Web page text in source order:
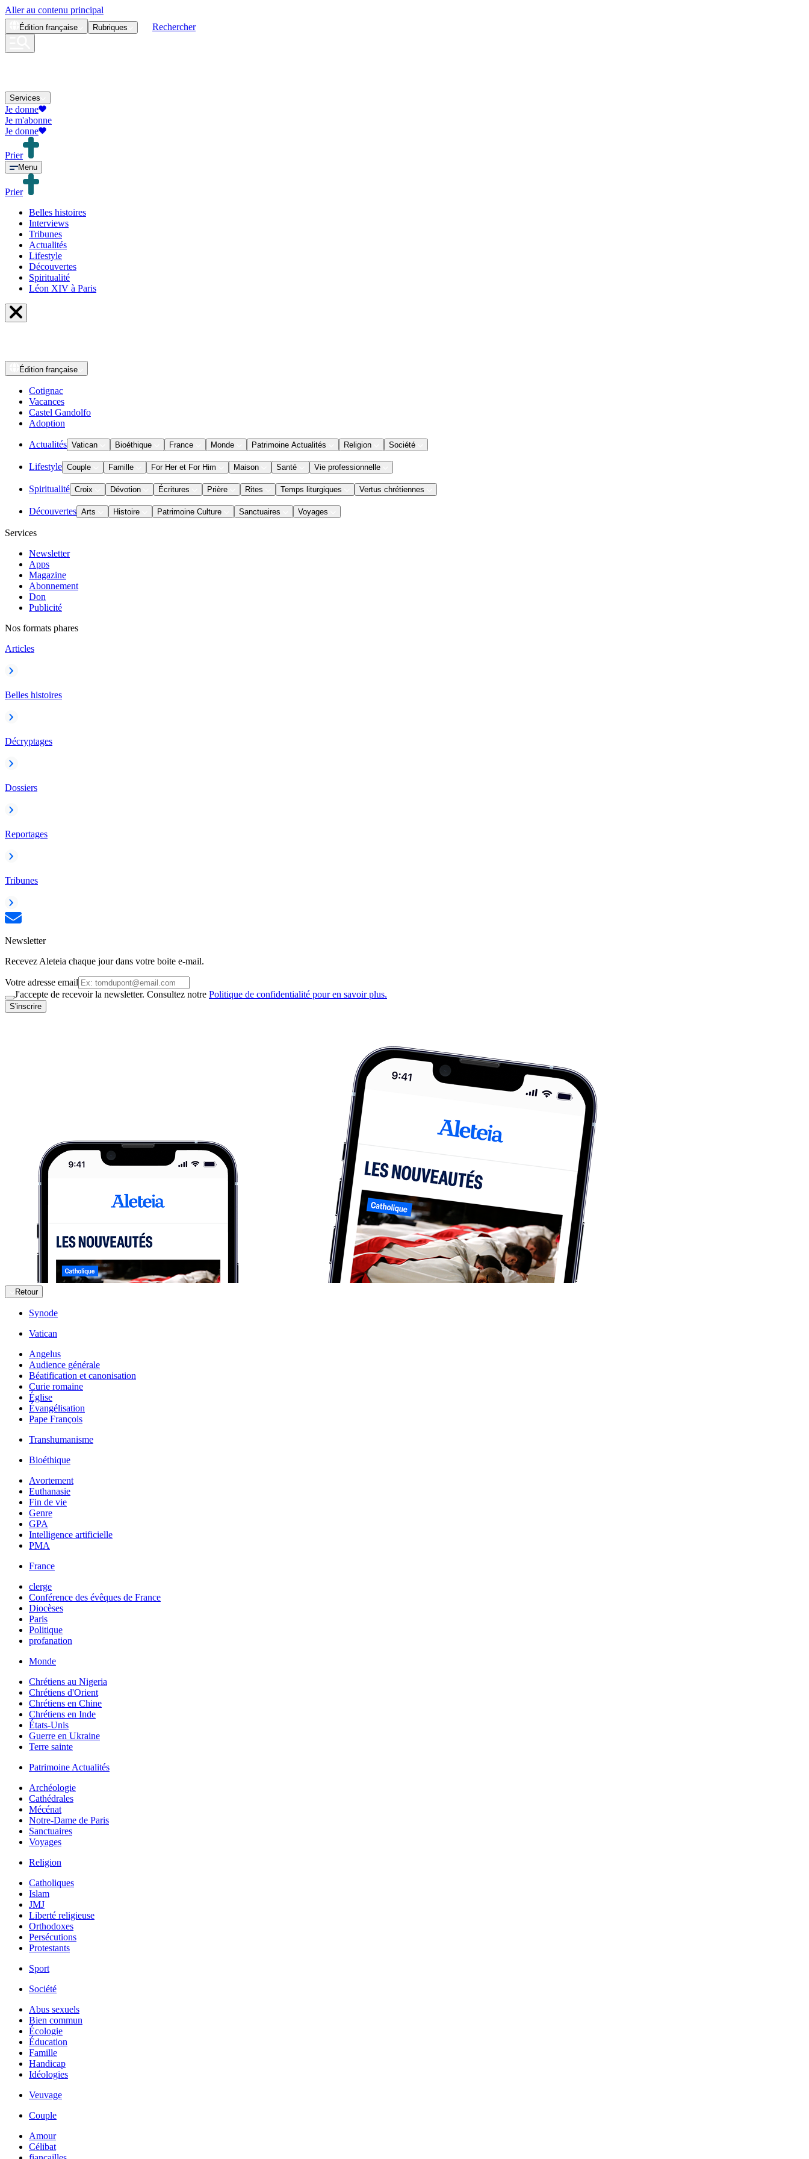
Aller au contenu principal
Édition française Rubriques Rechercher
Services
Je donne
Je m'abonne
Je donne
Prier
Menu
Prier
Belles histoires
Interviews
Tribunes
Actualités
Lifestyle
Découvertes
Spiritualité
Léon XIV à Paris
Édition française
Cotignac
Vacances
Castel Gandolfo
Adoption
Actualités Vatican Bioéthique France Monde Patrimoine Actualités Religion Société
Lifestyle Couple Famille For Her et For Him Maison Santé Vie professionnelle
Spiritualité Croix Dévotion Écritures Prière Rites Temps liturgiques Vertus chrétiennes
Découvertes Arts Histoire Patrimoine Culture Sanctuaires Voyages
Services
Newsletter
Apps
Magazine
Abonnement
Don
Publicité
Nos formats phares
Articles
Belles histoires
Décryptages
Dossiers
Reportages
Tribunes
Newsletter
Recevez Aleteia chaque jour dans votre boite e-mail.
Votre adresse email
J'accepte de recevoir la newsletter. Consultez notre Politique de confidentialité pour en savoir plus.
S'inscrire
Retour
Synode
Vatican
Angelus
Audience générale
Béatification et canonisation
Curie romaine
Église
Évangélisation
Pape François
Transhumanisme
Bioéthique
Avortement
Euthanasie
Fin de vie
Genre
GPA
Intelligence artificielle
PMA
France
clerge
Conférence des évêques de France
Diocèses
Paris
Politique
profanation
Monde
Chrétiens au Nigeria
Chrétiens d'Orient
Chrétiens en Chine
Chrétiens en Inde
États-Unis
Guerre en Ukraine
Terre sainte
Patrimoine Actualités
Archéologie
Cathédrales
Mécénat
Notre-Dame de Paris
Sanctuaires
Voyages
Religion
Catholiques
Islam
JMJ
Liberté religieuse
Orthodoxes
Persécutions
Protestants
Sport
Société
Abus sexuels
Bien commun
Écologie
Éducation
Famille
Handicap
Idéologies
Veuvage
Couple
Amour
Célibat